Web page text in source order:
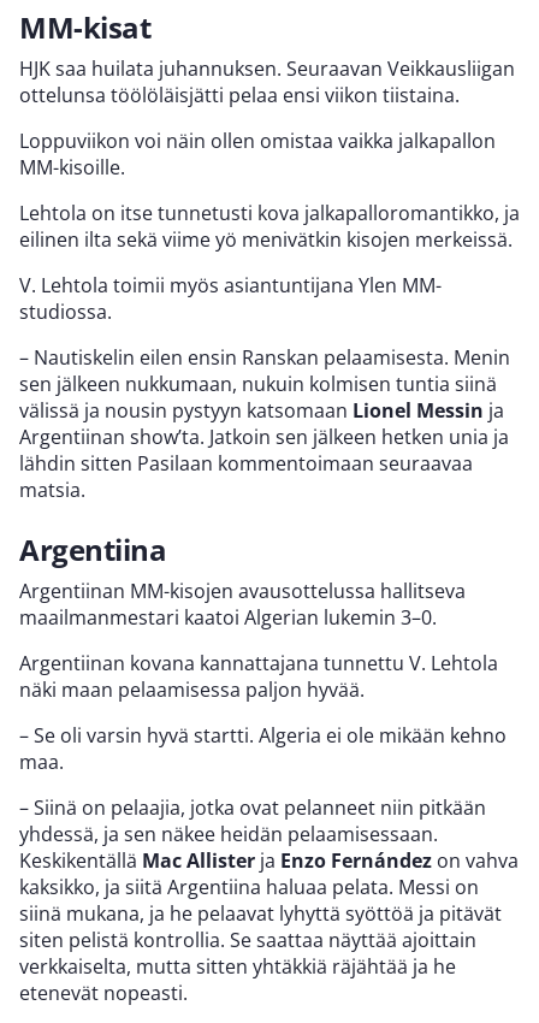
MM-kisat
HJK saa huilata juhannuksen. Seuraavan Veikkausliigan
ottelunsa töölöläisjätti pelaa ensi viikon tiistaina.
Loppuviikon voi näin ollen omistaa vaikka jalkapallon
MM-kisoille.
Lehtola on itse tunnetusti kova jalkapalloromantikko, ja
eilinen ilta sekä viime yö menivätkin kisojen merkeissä.
V. Lehtola toimii myös asiantuntijana Ylen MM-
studiossa.
– Nautiskelin eilen ensin Ranskan pelaamisesta. Menin
sen jälkeen nukkumaan, nukuin kolmisen tuntia siinä
välissä ja nousin pystyyn katsomaan Lionel Messin ja
Argentiinan show’ta. Jatkoin sen jälkeen hetken unia ja
lähdin sitten Pasilaan kommentoimaan seuraavaa
matsia.
Argentiina
Argentiinan MM-kisojen avausottelussa hallitseva
maailmanmestari kaatoi Algerian lukemin 3–0.
Argentiinan kovana kannattajana tunnettu V. Lehtola
näki maan pelaamisessa paljon hyvää.
– Se oli varsin hyvä startti. Algeria ei ole mikään kehno
maa.
– Siinä on pelaajia, jotka ovat pelanneet niin pitkään
yhdessä, ja sen näkee heidän pelaamisessaan.
Keskikentällä Mac Allister ja Enzo Fernández on vahva
kaksikko, ja siitä Argentiina haluaa pelata. Messi on
siinä mukana, ja he pelaavat lyhyttä syöttöä ja pitävät
siten pelistä kontrollia. Se saattaa näyttää ajoittain
verkkaiselta, mutta sitten yhtäkkiä räjähtää ja he
etenevät nopeasti.